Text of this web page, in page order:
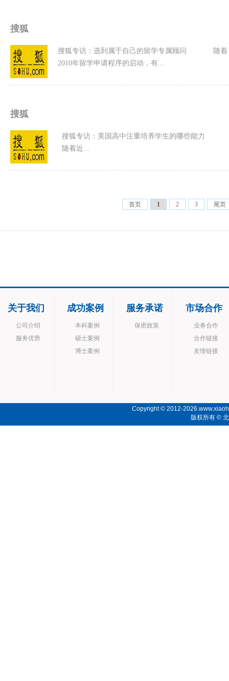
搜狐
搜狐专访：选到属于自己的留学专属顾问 随着
2010年留学申请程序的启动，有...
搜狐
搜狐专访：美国高中注重培养学生的哪些能力
随着近...
首页 1 2 3 尾页
关于我们
公司介绍
服务优势
成功案例
本科案例
硕士案例
博士案例
服务承诺
保密政策
市场合作
业务合作
合作链接
友情链接
Copyright © 2012-
版权所有 ©